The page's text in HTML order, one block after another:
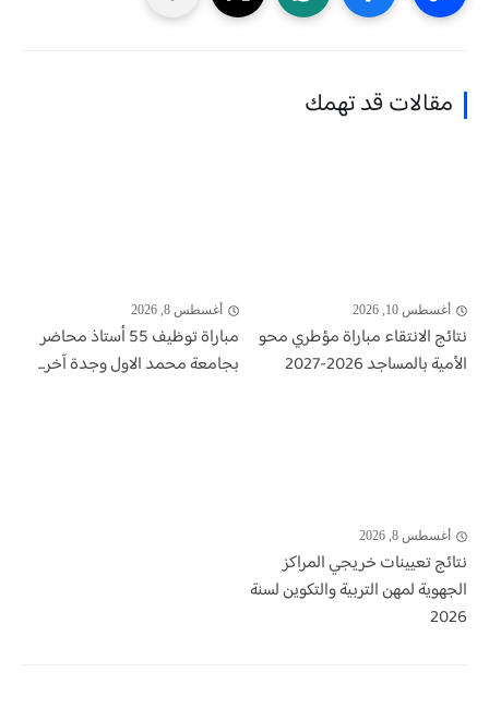
مقالات قد تهمك
أغسطس 10, 2026
نتائج الانتقاء مباراة مؤطري محو
الأمية بالمساجد 2026-2027
أغسطس 8, 2026
مباراة توظيف 55 أستاذ محاضر
بجامعة محمد الاول وجدة آخر...
أغسطس 8, 2026
نتائج تعيينات خريجي المراكز
الجهوية لمهن التربية والتكوين لسنة
2026